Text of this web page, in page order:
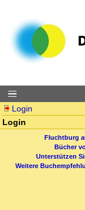
Login
Login
Fluchtburg
Bücher
Unterstützen
Weitere